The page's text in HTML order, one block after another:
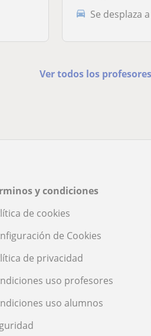
Se desplaza
Ver todos los
y condiciones
de cookies
de Cookies
de privacidad
uso profesores
uso alumnos